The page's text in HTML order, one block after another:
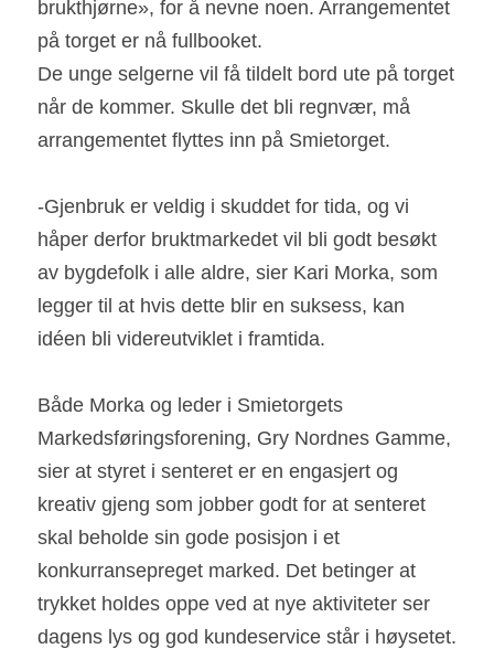
brukthjørne», for å nevne noen. Arrangementet
på torget er nå fullbooket.
De unge selgerne vil få tildelt bord ute på torget
når de kommer. Skulle det bli regnvær, må
arrangementet flyttes inn på Smietorget.
-Gjenbruk er veldig i skuddet for tida, og vi
håper derfor bruktmarkedet vil bli godt besøkt
av bygdefolk i alle aldre, sier Kari Morka, som
legger til at hvis dette blir en suksess, kan
idéen bli videreutviklet i framtida.
Både Morka og leder i Smietorgets
Markedsføringsforening, Gry Nordnes Gamme,
sier at styret i senteret er en engasjert og
kreativ gjeng som jobber godt for at senteret
skal beholde sin gode posisjon i et
konkurransepreget marked. Det betinger at
trykket holdes oppe ved at nye aktiviteter ser
dagens lys og god kundeservice står i høysetet.